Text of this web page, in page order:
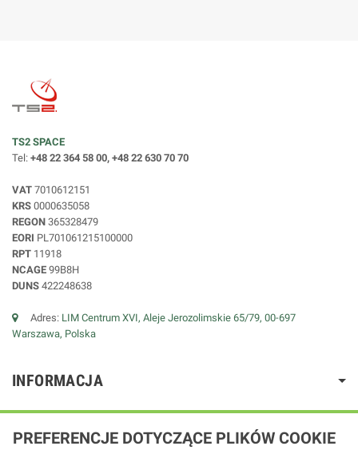
TS2 SPACE
Tel: +48 22 364 58 00, +48 22 630 70 70
VAT 7010612151
KRS 0000635058
REGON 365328479
EORI PL701061215100000
RPT 11918
NCAGE 99B8H
DUNS 422248638
Adres: LIM Centrum XVI, Aleje Jerozolimskie 65/79, 00-697
Warszawa, Polska
INFORMACJA
PREFERENCJE DOTYCZĄCE PLIKÓW COOKIE